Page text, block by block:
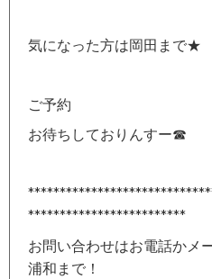
気になった方は岡田まで★
ご予約
お待ちしておりんすー☎
*************************
お問い合わせはお電話かメ
浦和まで！